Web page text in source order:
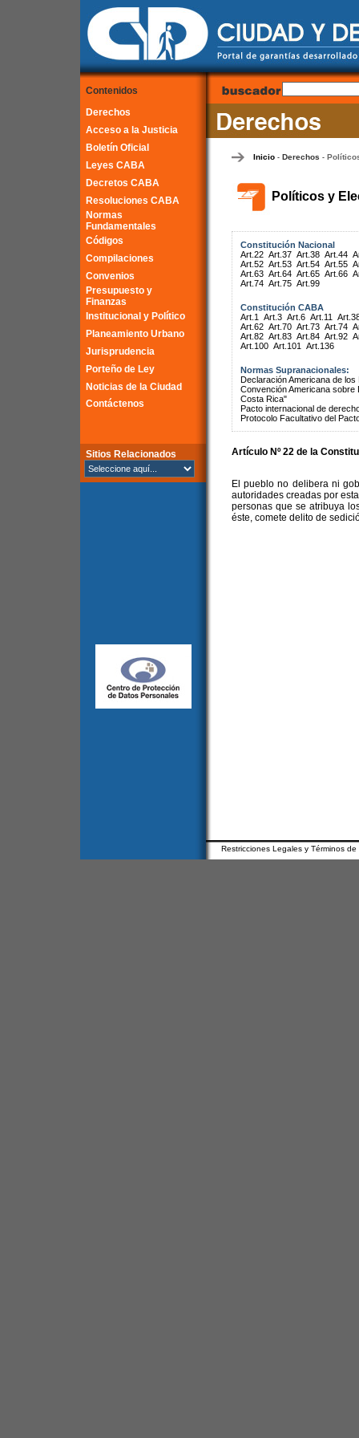
Contenidos
Derechos
Acceso a la Justicia
Boletín Oficial
Leyes CABA
Decretos CABA
Resoluciones CABA
Normas
Fundamentales
Códigos
Compilaciones
Convenios
Presupuesto y
Finanzas
Institucional y Político
Planeamiento Urbano
Jurisprudencia
Porteño de Ley
Noticias de la Ciudad
Contáctenos
Sitios Relacionados
Inicio- Derechos -
Políticos y
Constitución Nacional
Art.22 Art.37 Art.38 Art.44
Art.52 Art.53 Art.54 Art.55
Art.63 Art.64 Art.65 Art.66
Art.74 Art.75 Art.99
Constitución CABA
Art.1
Art.3 Art.6 Art.11
Art.62 Art.70 Art.73 Art.74
Art.82 Art.83 Art.84 Art.92
Art.100 Art.101 Art.136
Normas Supranacionales:
Declaración Americana de
Convención Americana
Costa Rica"
Pacto internacional de
Protocolo Facultativo del
Artículo Nº 22 de la
El pueblo no delibera ni
autoridades creadas por
personas que se atribuya
éste, comete delito de
Restricciones Legales y Términos de